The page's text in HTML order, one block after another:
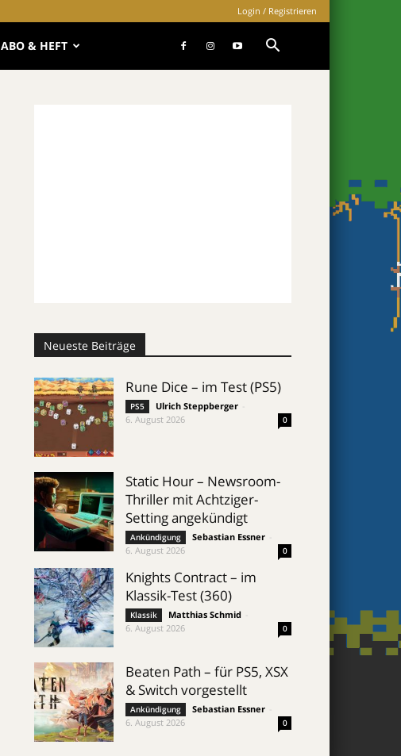
Login / Registrieren
ABO & HEFT
Neueste Beiträge
Rune Dice – im Test (PS5)
PS5 Ulrich Steppberger
6. August 2026
0
Static Hour – Newsroom-
Thriller mit Achtziger-
Setting angekündigt
Ankündigung Sebastian Essner
6. August 2026
0
Knights Contract – im
Klassik-Test (360)
Klassik Matthias Schmid
6. August 2026
0
Beaten Path – für PS5, XSX
& Switch vorgestellt
Ankündigung Sebastian Essner
6. August 2026
0